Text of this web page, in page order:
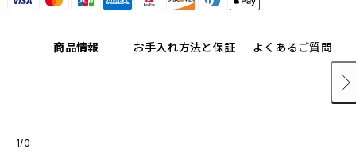
商品情報 お手入れ方法と保証 よくあるご質問
1/0